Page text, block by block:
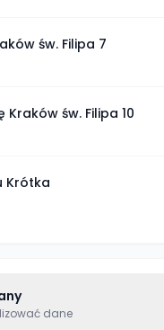
św. Filipa 7
Kraków św. Filipa 10
Krótka
dane